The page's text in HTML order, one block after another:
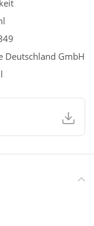
Deutschland GmbH